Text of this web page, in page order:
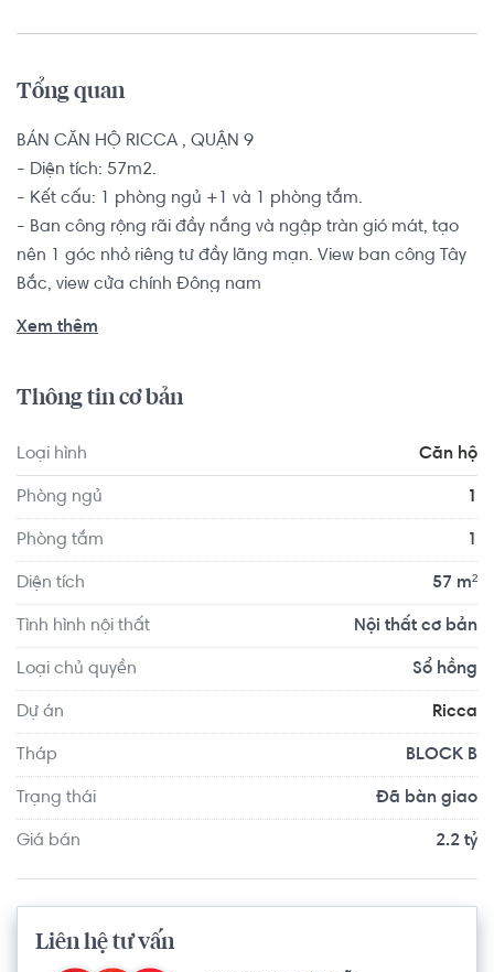
Tổng quan
BÁN CĂN HỘ RICCA , QUẬN 9
- Diện tích: 57m2.
- Kết cấu: 1 phòng ngủ +1 và 1 phòng tắm.
- Ban công rộng rãi đầy nắng và ngập tràn gió mát, tạo
nên 1 góc nhỏ riêng tư đầy lãng mạn. View ban công Tây
Bắc, view cửa chính Đông nam
thành hợp lý, căn hộ 1 phòng ngủ sẽ là lựa chọn lý tưởng
khách hàng độc thân, yêu thích sự tự do hay các cặp vợ
chồng trẻ mong muốn có một không gian sinh hoạt riêng
Dự án Ricca nằm trong quy hoạch Khu dân cư Rio Centro,
hợp đa dạng tiện ích như công viên cây xanh nội khu, hồ
bơi, Minimart, nhà cộng đồng, sân chơi trẻ em, sân thể
nhà trẻ.
Xem thêm
Thông tin cơ bản
Loại hình Căn hộ
Phòng ngủ 1
Phòng tắm 1
Diện tích 57 m²
Tình hình nội thất Nội thất cơ bản
Loại chủ quyền Sổ hồng
Dự án Ricca
Tháp BLOCK B
Trạng thái Đã bàn giao
Giá bán 2.2 tỷ
Liên hệ tư vấn